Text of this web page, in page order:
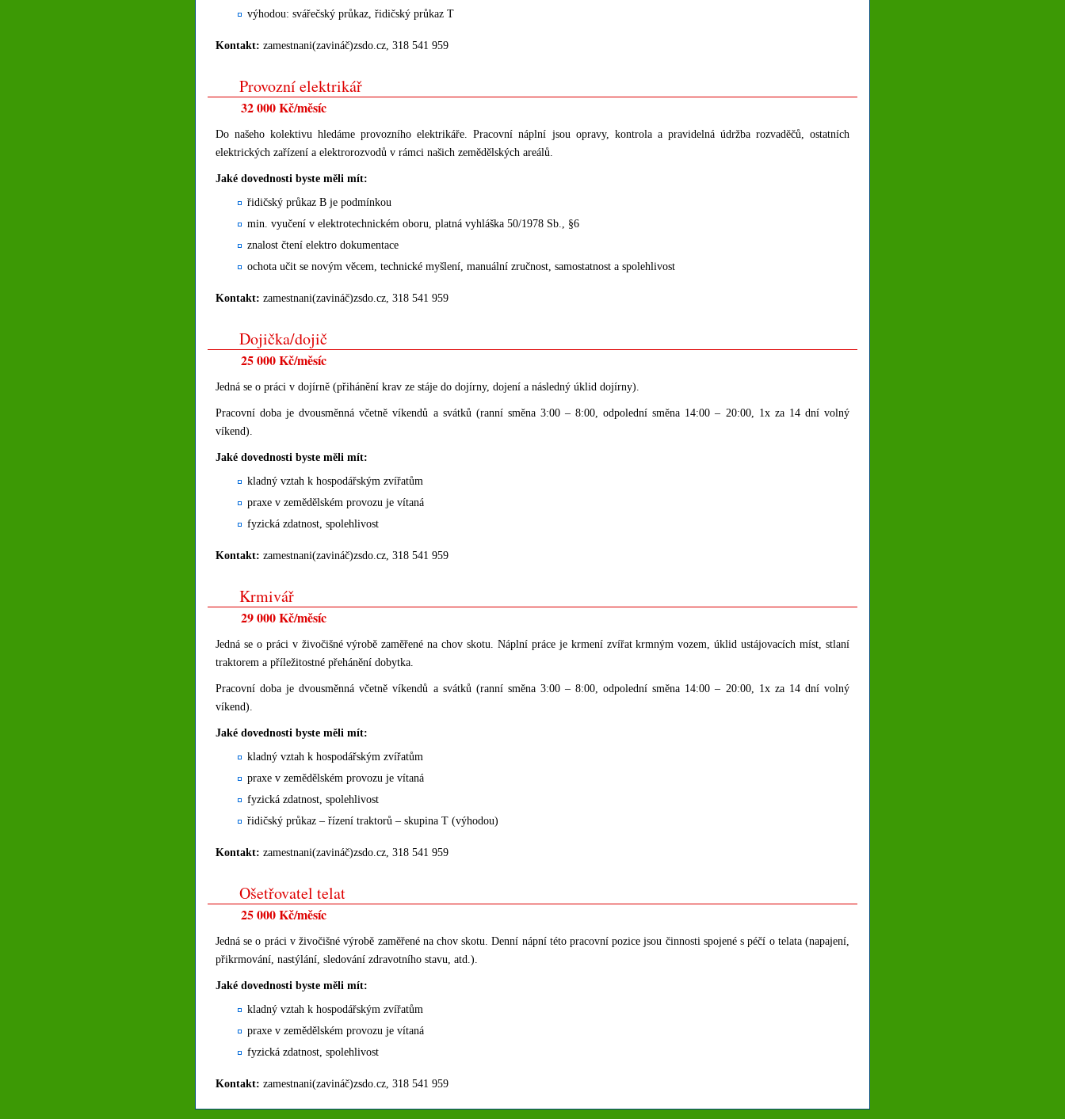
výhodou: svářečský průkaz, řidičský průkaz T
Kontakt: zamestnani(zavináč)zsdo.cz, 318 541 959
Provozní elektrikář
32 000 Kč/měsíc
Do našeho kolektivu hledáme provozního elektrikáře. Pracovní náplní jsou opravy, kontrola a pravidelná údržba rozvaděčů, ostatních
elektrických zařízení a elektrorozvodů v rámci našich zemědělských areálů.
Jaké dovednosti byste měli mít:
řidičský průkaz B je podmínkou
min. vyučení v elektrotechnickém oboru, platná vyhláška 50/1978 Sb., §6
znalost čtení elektro dokumentace
ochota učit se novým věcem, technické myšlení, manuální zručnost, samostatnost a spolehlivost
Kontakt: zamestnani(zavináč)zsdo.cz, 318 541 959
Dojička/dojič
25 000 Kč/měsíc
Jedná se o práci v dojírně (přihánění krav ze stáje do dojírny, dojení a následný úklid dojírny).
Pracovní doba je dvousměnná včetně víkendů a svátků (ranní směna 3:00 – 8:00, odpolední směna 14:00 – 20:00, 1x za 14 dní volný
víkend).
Jaké dovednosti byste měli mít:
kladný vztah k hospodářským zvířatům
praxe v zemědělském provozu je vítaná
fyzická zdatnost, spolehlivost
Kontakt: zamestnani(zavináč)zsdo.cz, 318 541 959
Krmivář
29 000 Kč/měsíc
Jedná se o práci v živočišné výrobě zaměřené na chov skotu. Náplní práce je krmení zvířat krmným vozem, úklid ustájovacích míst, stlaní
traktorem a příležitostné přehánění dobytka.
Pracovní doba je dvousměnná včetně víkendů a svátků (ranní směna 3:00 – 8:00, odpolední směna 14:00 – 20:00, 1x za 14 dní volný
víkend).
Jaké dovednosti byste měli mít:
kladný vztah k hospodářským zvířatům
praxe v zemědělském provozu je vítaná
fyzická zdatnost, spolehlivost
řidičský průkaz – řízení traktorů – skupina T (výhodou)
Kontakt: zamestnani(zavináč)zsdo.cz, 318 541 959
Ošetřovatel telat
25 000 Kč/měsíc
Jedná se o práci v živočišné výrobě zaměřené na chov skotu. Denní nápní této pracovní pozice jsou činnosti spojené s péčí o telata (napajení,
přikrmování, nastýlání, sledování zdravotního stavu, atd.).
Jaké dovednosti byste měli mít:
kladný vztah k hospodářským zvířatům
praxe v zemědělském provozu je vítaná
fyzická zdatnost, spolehlivost
Kontakt: zamestnani(zavináč)zsdo.cz, 318 541 959